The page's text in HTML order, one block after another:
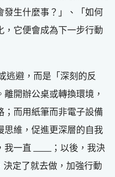
發生什麼事？」、「如何
，它便會成為下一步行動
逃避，而是「深刻的反
開辦公桌或轉換環境，
；而用紙筆而非電子設備
思維，促進更深層的自我
一直 ______；以後，我決
決定了就去做，加強行動